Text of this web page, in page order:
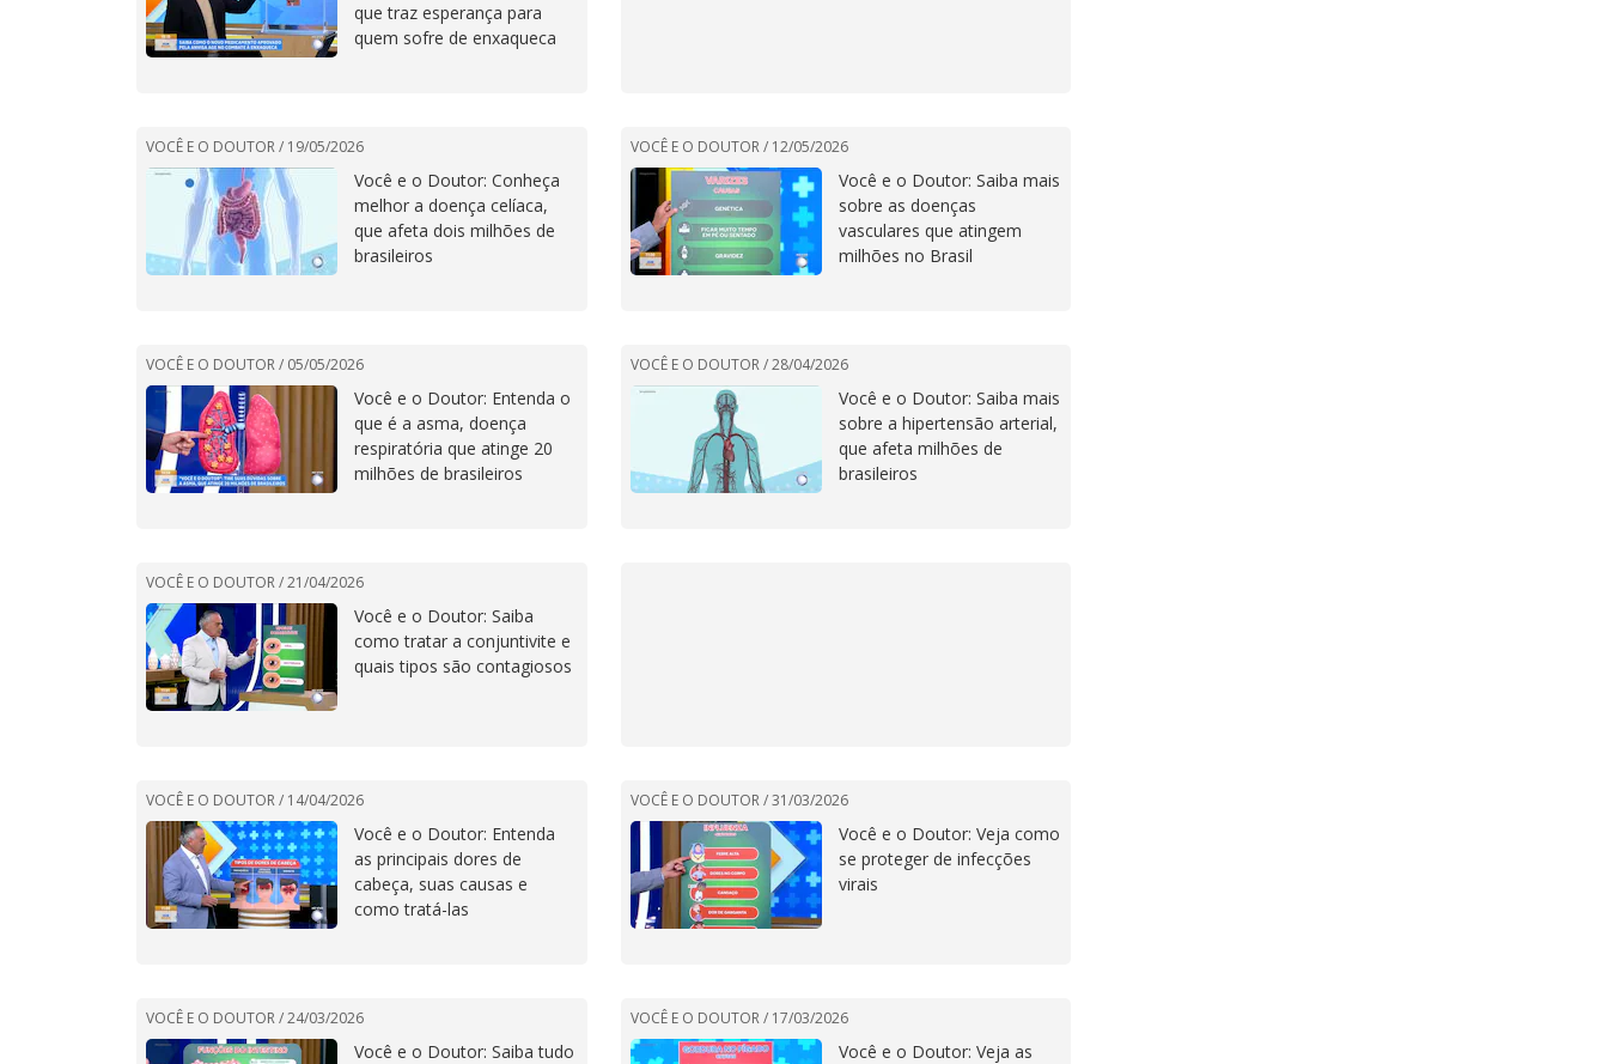
que traz esperança para
quem sofre de enxaqueca
VOCÊ E O DOUTOR / 19/05/2026
Você e o Doutor: Conheça
melhor a doença celíaca,
que afeta dois milhões de
brasileiros
VOCÊ E O DOUTOR / 12/05/2026
Você e o Doutor: Saiba mais
sobre as doenças
vasculares que atingem
milhões no Brasil
VOCÊ E O DOUTOR / 05/05/2026
Você e o Doutor: Entenda o
que é a asma, doença
respiratória que atinge 20
milhões de brasileiros
VOCÊ E O DOUTOR /28/04/2026
Você e o Doutor: Saiba mais
sobre a hipertensão arterial,
que afeta milhões de
brasileiros
VOCÊ E O DOUTOR /21/04/2026
Você e o Doutor: Saiba
como tratar a conjuntivite e
quais tipos são contagiosos
VOCÊ E O DOUTOR / 14/04/2026
Você e o Doutor: Entenda
as principais dores de
cabeça, suas causas e
como tratá-las
VOCÊ E O DOUTOR /31/03/2026
Você e o Doutor: Veja como
se proteger de infecções
virais
VOCÊ E O DOUTOR /24/03/2026
Você e o Doutor: Saiba tudo
VOCÊ E O DOUTOR / 17/03/2026
Você e o Doutor: Veja as